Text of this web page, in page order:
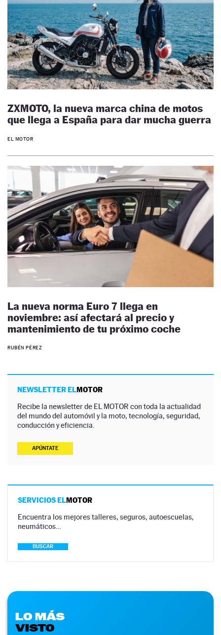
ZXMOTO, la nueva marca china de motos
que llega a España para dar mucha guerra
EL MOTOR
La nueva norma Euro 7 llega en
noviembre: así afectará al precio y
mantenimiento de tu próximo coche
RUBÉN PÉREZ
NEWSLETTER ELMOTOR
Recibe la newsletter de EL MOTOR con toda la actualidad
del mundo del automóvil y la moto, tecnología, seguridad,
conducción y eficiencia.
APÚNTATE
SERVICIOS ELMOTOR
Encuentra los mejores talleres, seguros, autoescuelas,
neumáticos…
BUSCAR
LO MÁS
VISTO